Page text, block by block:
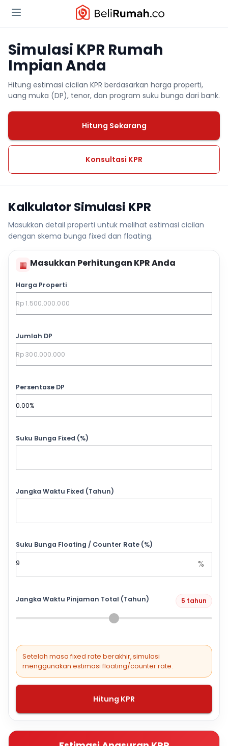
Simulasi KPR Rumah
Impian Anda
Hitung estimasi cicilan KPR berdasarkan harga properti,
uang muka (DP), tenor, dan program suku bunga dari bank.
Hitung Sekarang
Konsultasi KPR
Kalkulator Simulasi KPR
Masukkan detail properti untuk melihat estimasi cicilan
dengan skema bunga fixed dan floating.
▦ Masukkan Perhitungan KPR Anda
Harga Properti
Jumlah DP
Persentase DP
Suku Bunga Fixed (%)
Jangka Waktu Fixed (Tahun)
Suku Bunga Floating / Counter Rate (%)
%
Jangka Waktu Pinjaman Total (Tahun) 5 tahun
Setelah masa fixed rate berakhir, simulasi
menggunakan estimasi floating/counter rate.
Hitung KPR